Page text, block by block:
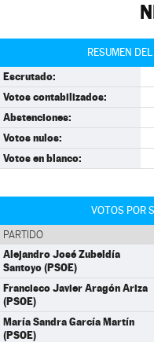
RESUMEN
Escrutado:
Votos contabilizados:
Abstenciones:
Votos nulos:
Votos en blanco:
VOTOS POR
PARTIDO
Alejandro José Zubeldía
Santoyo (PSOE)
Francisco Javier Aragón Ariza
(PSOE)
María Sandra García Martín
(PSOE)